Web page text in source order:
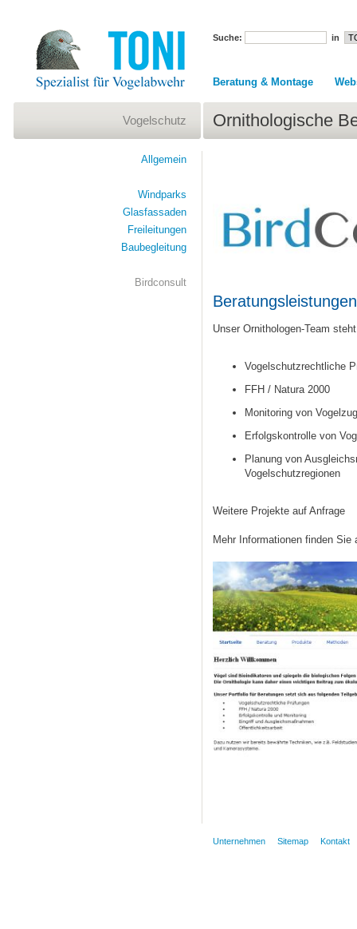
Suche: in
Beratung & Montage
Ornithologische
Beratungsleistungen
Unser Ornithologen-Team
Vogelschutzrechtliche
FFH / Natura 2000
Monitoring von
Erfolgskontrolle von
Planung von
Vogelschutzregionen
Weitere Projekte auf Anfrage
Mehr Informationen finden
Vogelschutz
Allgemein
Windparks
Glasfassaden
Freileitungen
Baubegleitung
Birdconsult
Unternehmen Sitemap Kontakt